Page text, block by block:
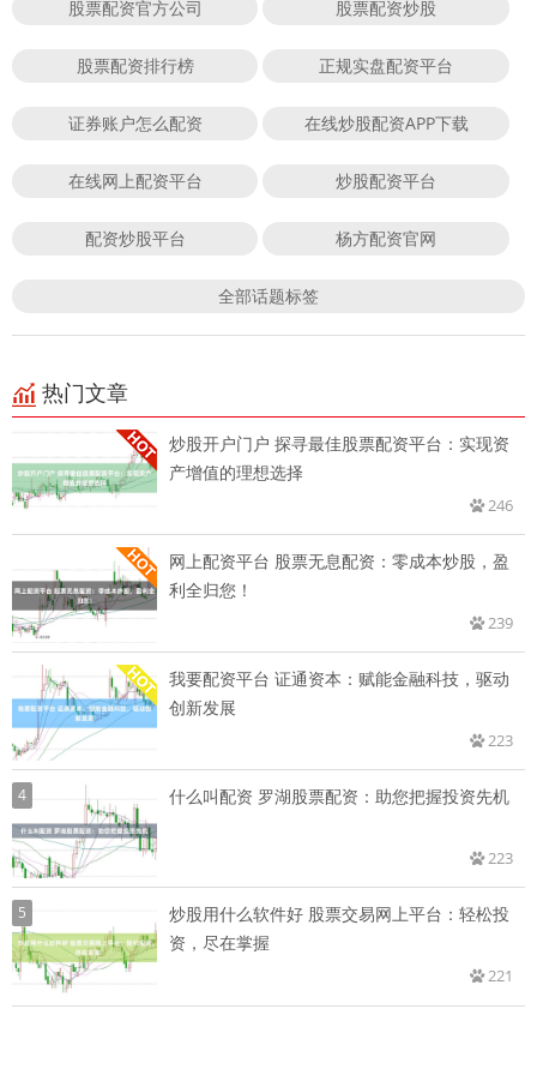
股票配资官方公司 股票配资炒股
股票配资排行榜 正规实盘配资平台
证券账户怎么配资 在线炒股配资APP下载
在线网上配资平台 炒股配资平台
配资炒股平台 杨方配资官网
全部话题标签
热门文章
炒股开户门户 探寻最佳股票配资平台：实现资
产增值的理想选择
246
网上配资平台 股票无息配资：零成本炒股，盈
利全归您！
239
我要配资平台 证通资本：赋能金融科技，驱动
创新发展
223
4 什么叫配资 罗湖股票配资：助您把握投资先机
223
5
炒股用什么软件好 股票交易网上平台：轻松投
资，尽在掌握
221